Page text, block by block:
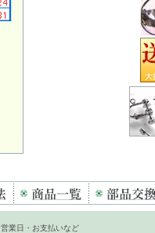
営業日・お支払いなど